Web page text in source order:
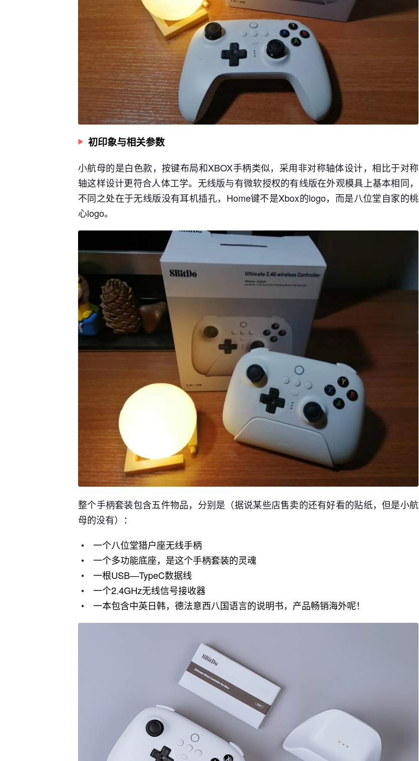
初印象与相关参数
小航母的是白色款，按键布局和XBOX手柄类似，采用非对称轴体设计，相比于对称
轴这样设计更符合人体工学。无线版与有微软授权的有线版在外观模具上基本相同，
不同之处在于无线版没有耳机插孔，Home键不是Xbox的logo，而是八位堂自家的桃
心logo。
整个手柄套装包含五件物品，分别是（据说某些店售卖的还有好看的贴纸，但是小航
母的没有）：
一个八位堂猎户座无线手柄
一个多功能底座，是这个手柄套装的灵魂
一根USB—TypeC数据线
一个2.4GHz无线信号接收器
一本包含中英日韩，德法意西八国语言的说明书，产品畅销海外呢！